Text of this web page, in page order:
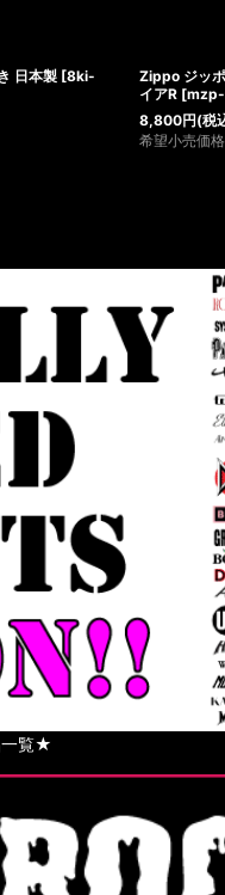
日本製 [8ki-
Zippo ジッ
イアR [
8,800円(税
希望小売価格
一覧★